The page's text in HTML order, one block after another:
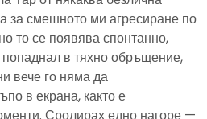
за смешното ми агресиране по
то се появява спонтанно,
попаднал в тяхно обръщение,
вече го няма да
в екрана, както е